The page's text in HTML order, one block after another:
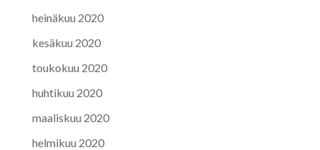
heinäkuu 2020
kesäkuu 2020
toukokuu 2020
huhtikuu 2020
maaliskuu 2020
helmikuu 2020